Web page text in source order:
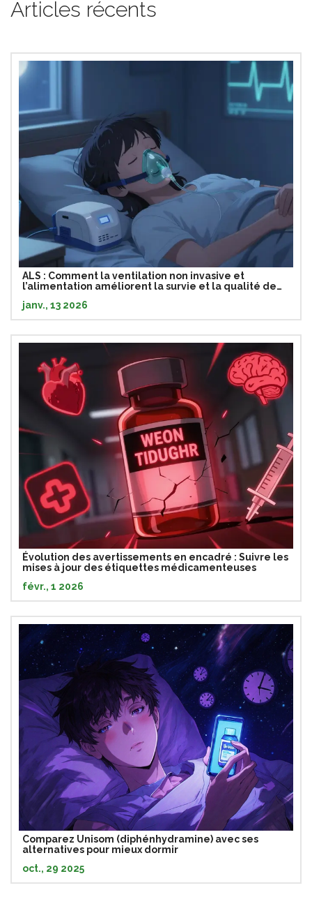
Articles récents
ALS : Comment la ventilation non invasive et
l’alimentation améliorent la survie et la qualité de
janv., 13 2026
Évolution des avertissements en encadré : Suivre les
mises à jour des étiquettes médicamenteuses
févr., 1 2026
Comparez Unisom (diphénhydramine) avec ses
alternatives pour mieux dormir
oct., 29 2025